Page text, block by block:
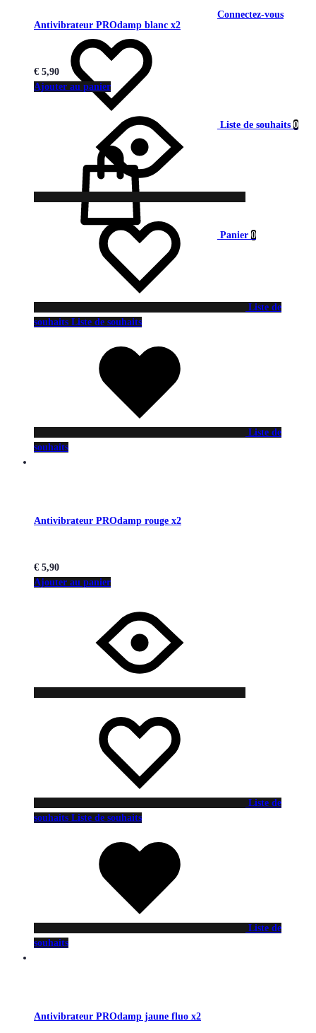
Connectez-vous
Liste de souhaits 0
Panier 0
Antivibrateur PROdamp blanc x2
€ 5,90
Ajouter au panier
Liste de
souhaits Liste de souhaits
Liste de
souhaits
Antivibrateur PROdamp rouge x2
€ 5,90
Ajouter au panier
Liste de
souhaits Liste de souhaits
Liste de
souhaits
Antivibrateur PROdamp jaune fluo x2